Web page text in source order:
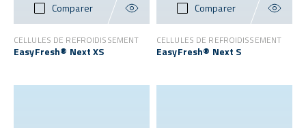
Comparer
CELLULES DE REFROIDISSEMENT
EasyFresh® Next XS
Comparer
CELLULES DE REFROIDISSEMENT
EasyFresh® Next S